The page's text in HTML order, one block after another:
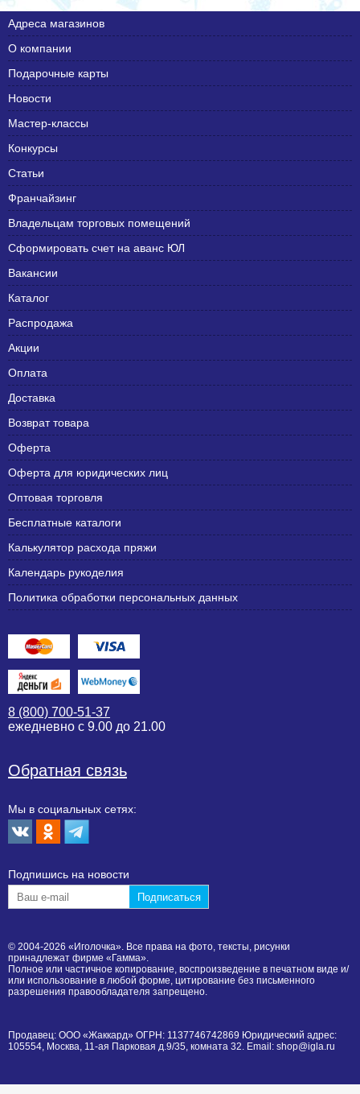
Адреса магазинов
О компании
Подарочные карты
Новости
Мастер-классы
Конкурсы
Статьи
Франчайзинг
Владельцам торговых помещений
Сформировать счет на аванс ЮЛ
Вакансии
Каталог
Распродажа
Акции
Оплата
Доставка
Возврат товара
Оферта
Оферта для юридических лиц
Оптовая торговля
Бесплатные каталоги
Калькулятор расхода пряжи
Календарь рукоделия
Политика обработки персональных данных
8 (800) 700-51-37
ежедневно с 9.00 до 21.00
Обратная связь
Мы в социальных сетях:
Подпишиcь на новости
© 2004-2026 «Иголочка». Все права на фото, тексты, рисунки
принадлежат фирме «Гамма».
Полное или частичное копирование, воспроизведение в печатном виде и/
или использование в любой форме, цитирование без письменного
разрешения правообладателя запрещено.
Продавец: ООО «Жаккард» ОГРН: 1137746742869 Юридический адрес:
105554, Москва, 11-ая Парковая д.9/35, комната 32. Email: shop@igla.ru